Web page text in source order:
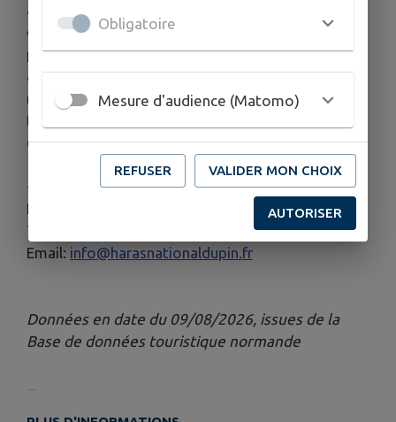
accompagnateur, mène l'âne sur les petits
chemins arborés du Domaine. Idéal pour des
personnes à mobilité réduite, ou pour une famille
avec des enfants en bas âge ! Réservez votre
moment avec l'âne du Haras du Pin, il saura vous
faire passer un moment inoubliable ! Le mercredi
en juillet et août.
--
Informations complémentaires:
Téléphone: 02 33 36 68 68
Email: info@harasnationaldupin.fr
Données en date du 09/08/2026, issues de la
Base de données touristique normande
Obligatoire
Mesure d'audience (Matomo)
REFUSER VALIDER MON CHOIX
AUTORISER